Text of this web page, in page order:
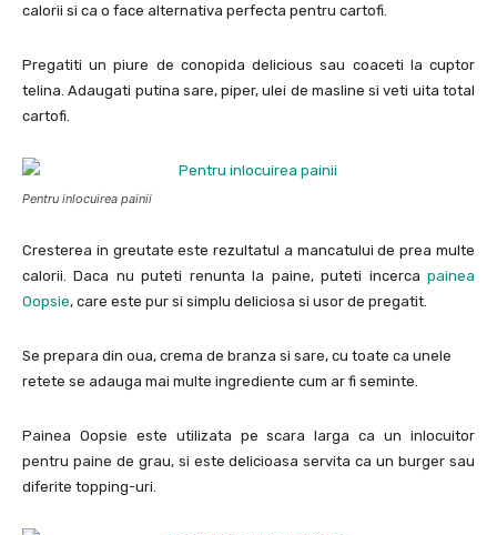
calorii si ca o face alternativa perfecta pentru cartofi.
Pregatiti un piure de conopida delicious sau coaceti la cuptor
telina. Adaugati putina sare, piper, ulei de masline si veti uita total
cartofi.
Pentru inlocuirea painii
Cresterea in greutate este rezultatul a mancatului de prea multe
calorii. Daca nu puteti renunta la paine, puteti incerca painea
Oopsie, care este pur si simplu deliciosa si usor de pregatit.
Se prepara din oua, crema de branza si sare, cu toate ca unele
retete se adauga mai multe ingrediente cum ar fi seminte.
Painea Oopsie este utilizata pe scara larga ca un inlocuitor
pentru paine de grau, si este delicioasa servita ca un burger sau
diferite topping-uri.